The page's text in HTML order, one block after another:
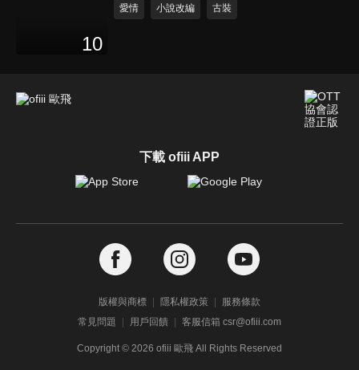
10
愛情
小說改編 古裝
下載 ofiii APP
版權與商標 隱私權政策
服務條款
常見問題
用戶回饋 客服信箱 csr@ofiii.com
Copyright © 2026 ofiii 歐飛 All Rights Reserved